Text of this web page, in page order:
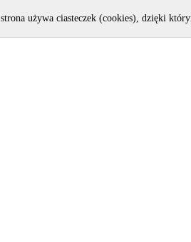
używa ciasteczek (cookies), dzięki